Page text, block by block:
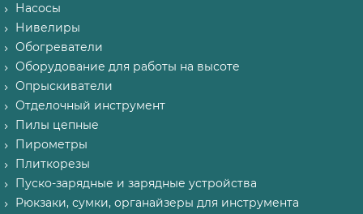
Насосы
Нивелиры
Обогреватели
Оборудование для работы на высоте
Опрыскиватели
Отделочный инструмент
Пилы цепные
Пирометры
Плиткорезы
Пуско-зарядные и зарядные устройства
Рюкзаки, сумки, органайзеры для инструмента